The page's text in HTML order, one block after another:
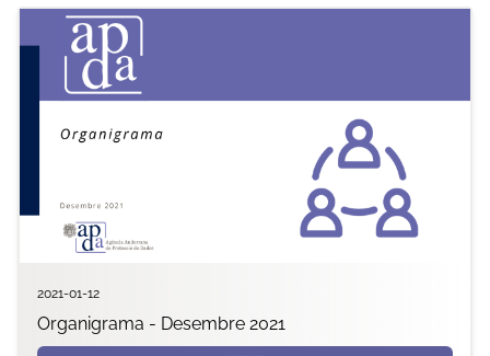
2021-01-12
Organigrama - Desembre 2021